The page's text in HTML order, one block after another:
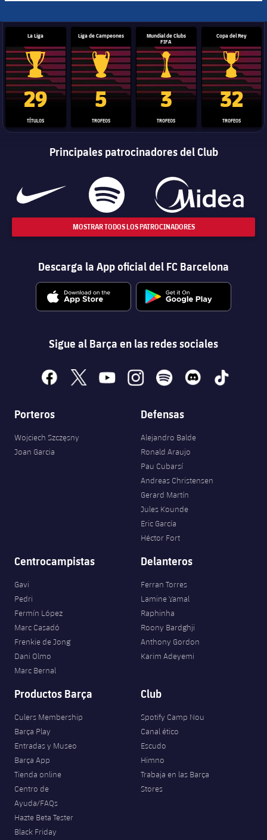
La Liga
Trofeo de La Liga
29
TÍTULOS
Liga de Campeones
Trofeo de la Liga de Campeones
5
TROFEOS
Mundial de Clubs
FIFA
Trofeo del Mundial de
3
TROFEOS
Copa del Rey
Copa del
32
TROFEOS
Principales patrocinadores del Club
MOSTRAR TODOS LOS PATROCINADORES
Descarga la App oficial del FC Barcelona
Sigue al Barça en las redes sociales
facebook
x youtubeinstagramspotify discord tiktok
Porteros
Wojciech Szczęsny
Joan Garcia
Defensas
Alejandro Balde
Ronald Araujo
Pau Cubarsí
Andreas Christensen
Gerard Martín
Jules Kounde
Eric García
Héctor Fort
Centrocampistas
Gavi
Pedri
Fermín López
Marc Casadó
Frenkie de Jong
Dani Olmo
Marc Bernal
Delanteros
Ferran Torres
Lamine Yamal
Raphinha
Roony Bardghji
Anthony Gordon
Karim Adeyemi
Productos Barça
Culers Membership
Barça Play
Entradas y Museo
Barça App
Tienda online
Centro de
Ayuda/FAQs
Hazte Beta Tester
Black Friday
Club
Spotify Camp Nou
Canal ético
Escudo
Himno
Trabaja en las Barça
Stores